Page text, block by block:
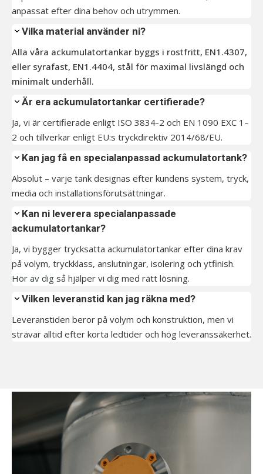
anpassat efter dina behov och utrymmen.
Vilka material använder ni?
Alla våra ackumulatortankar byggs i rostfritt, EN1.4307,
eller syrafast, EN1.4404, stål för maximal livslängd och
minimalt underhåll.
Är era ackumulatortankar certifierade?
Ja, vi är certifierade enligt ISO 3834-2 och EN 1090 EXC 1–
2 och tillverkar enligt EU:s tryckdirektiv 2014/68/EU.
Kan jag få en specialanpassad ackumulatortank?
Absolut – varje tank designas efter kundens system, tryck,
media och installationsförutsättningar.
Kan ni leverera specialanpassade
ackumulatortankar?
Ja, vi bygger trycksatta ackumulatortankar efter dina krav
på volym, tryckklass, anslutningar, isolering och ytfinish.
Hör av dig så hjälper vi dig med rätt lösning.
Vilken leveranstid kan jag räkna med?
Leveranstiden beror på volym och konstruktion, men vi
strävar alltid efter korta ledtider och hög leveranssäkerhet.